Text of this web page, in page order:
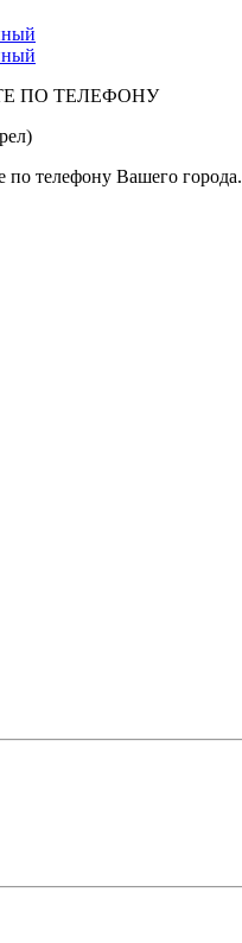
ПО ТЕЛЕФОНУ
по телефону Вашего города.